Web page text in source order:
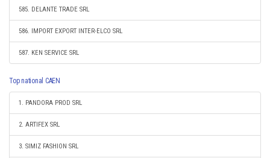
585. DELANTE TRADE SRL
586. IMPORT EXPORT INTER-ELCO SRL
587. KEN SERVICE SRL
Top national CAEN
1. PANDORA PROD SRL
2. ARTIFEX SRL
3. SIMIZ FASHION SRL